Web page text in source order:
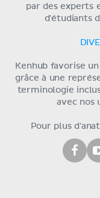
par des experts
d'étudiants
Kenhub favorise
grâce à une
terminologie
avec nos
Pour plus